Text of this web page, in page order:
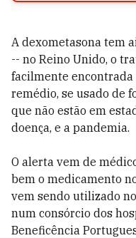
A dexometasona tem
-- no Reino Unido, o
facilmente encontrada
remédio, se usado de
que não estão em
doença, e a pandemia.
O alerta vem de
bem o medicamento
vem sendo utilizado
num consórcio dos
Beneficência